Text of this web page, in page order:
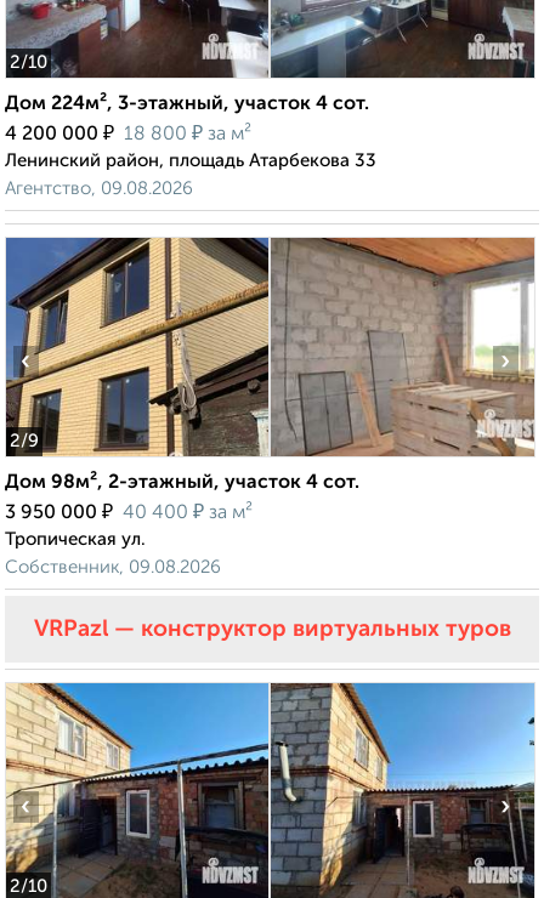
2/10
Дом 224м², 3-этажный, участок 4 сот.
4 200 000 ₽ 18 800 ₽ за м²
Ленинский район, площадь Атарбекова 33
Агентство, 09.08.2026
2/9
‹ ›
Дом 98м², 2-этажный, участок 4 сот.
3 950 000 ₽ 40 400 ₽ за м²
Тропическая ул.
Собственник, 09.08.2026
VRPazl — конструктор виртуальных туров
2/10
‹ ›